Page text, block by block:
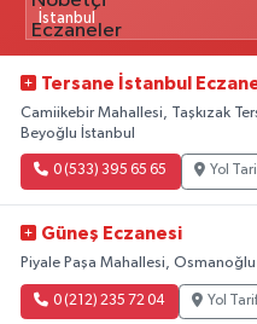
Tersane İstanbul
Camiikebir Mahallesi, Taşkızak
Beyoğlu İstanbul
0 (533) 395 65 65 Yol
Güneş Eczanesi
Piyale Paşa Mahallesi,
0 (212) 235 72 04 Yol